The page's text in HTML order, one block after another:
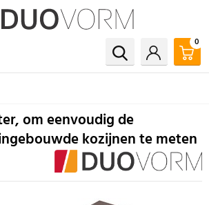
0
om eenvoudig de
kozijnen te meten